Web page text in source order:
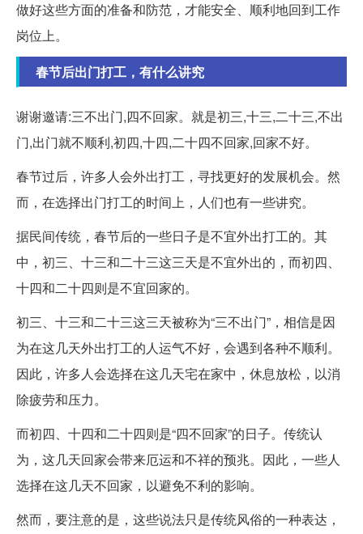
做好这些方面的准备和防范，才能安全、顺利地回到工作
岗位上。
春节后出门打工，有什么讲究
谢谢邀请:三不出门,四不回家。就是初三,十三,二十三,不出
门,出门就不顺利,初四,十四,二十四不回家,回家不好。
春节过后，许多人会外出打工，寻找更好的发展机会。然
而，在选择出门打工的时间上，人们也有一些讲究。
据民间传统，春节后的一些日子是不宜外出打工的。其
中，初三、十三和二十三这三天是不宜外出的，而初四、
十四和二十四则是不宜回家的。
初三、十三和二十三这三天被称为“三不出门”，相信是因
为在这几天外出打工的人运气不好，会遇到各种不顺利。
因此，许多人会选择在这几天宅在家中，休息放松，以消
除疲劳和压力。
而初四、十四和二十四则是“四不回家”的日子。传统认
为，这几天回家会带来厄运和不祥的预兆。因此，一些人
选择在这几天不回家，以避免不利的影响。
然而，要注意的是，这些说法只是传统风俗的一种表达，